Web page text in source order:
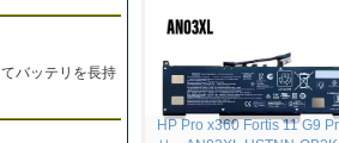
バッテリを長持
HP Pro x360 Fortis 11 G9